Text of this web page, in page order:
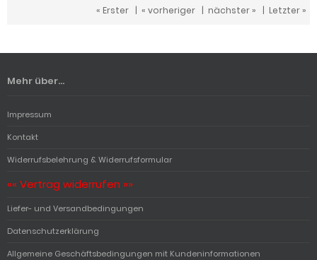
« Erster | « vorheriger | nächster » | Letzter »
Mehr über...
Impressum
Kontakt
Widerrufsbelehrung & Widerrufsformular
«« Vertrag widerrufen »»
Liefer- und Versandbedingungen
Datenschutzerklärung
Allgemeine Geschäftsbedingungen mit Kundeninformationen